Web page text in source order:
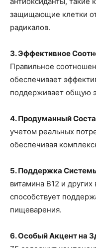
защищающие клетки
радикалов.
3. Эффективное
Правильное
обеспечивает
поддерживает общую
4. Продуманный
учетом реальных
обеспечивая
5. Поддержка
витамина B12 и
способствует
пищеварения.
6. Особый Акцент на